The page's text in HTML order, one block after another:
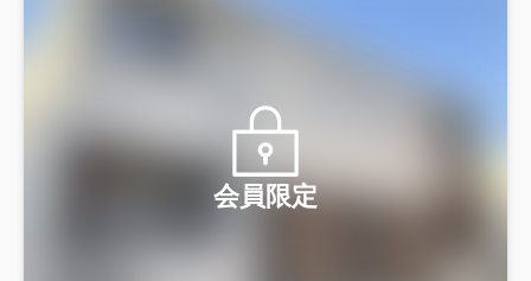
会員限定